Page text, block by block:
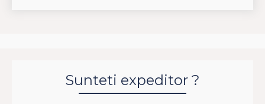
Sunteti expeditor ?